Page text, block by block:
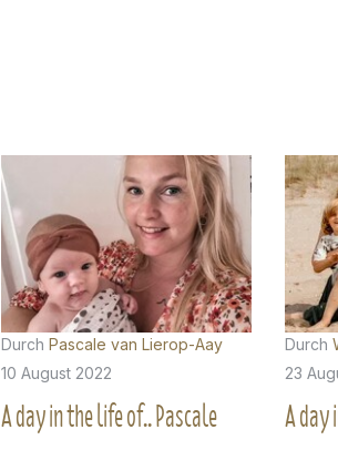
Durch Pascale van Lierop-Aay
10 August 2022
A day in the life of.. Pascale
Durch
23
A